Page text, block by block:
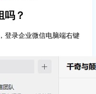
吗？
登录企业微信电脑端右键